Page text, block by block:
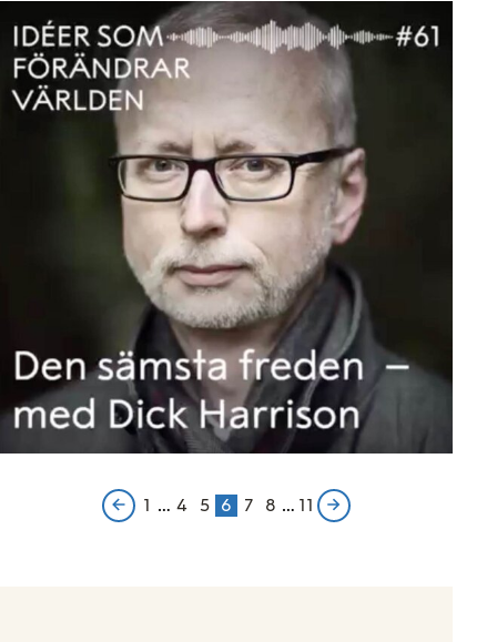
Previous
Page
1 … Page
4 Page
5 Page
6 Page
7 Page
8 … Page
11
Next